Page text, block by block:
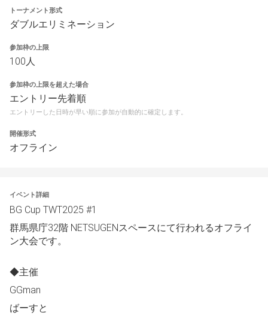
トーナメント形式
ダブルエリミネーション
参加枠の上限
100人
参加枠の上限を超えた場合
エントリー先着順
エントリーした日時が早い順に参加が自動的に確定します。
開催形式
オフライン
イベント詳細
BG Cup TWT2025 #1
群馬県庁32階 NETSUGENスペースにて行われるオフライ
ン大会です。
◆主催
GGman
ばーすと